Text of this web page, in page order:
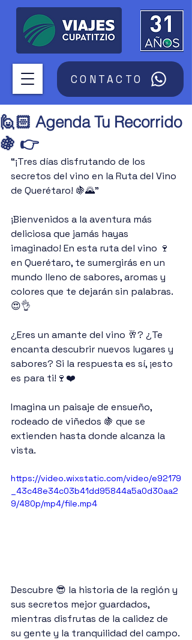
CONTACTO
🙋🏻‍ Agenda Tu Recorrido
🍇 👉
“¡Tres días disfrutando de los
secretos del vino en la Ruta del Vino
de Querétaro! 🍇🌄”
¡Bienvenidos a la aventura más
deliciosa que jamás hayas
imaginado! En esta ruta del vino 🍷
en Querétaro, te sumergirás en un
mundo lleno de sabores, aromas y
colores que te dejarán sin palabras.
😍👌
¿Eres un amante del vino 🥂? ¿Te
encanta descubrir nuevos lugares y
sabores? Si la respuesta es sí, ¡esto
es para ti!🍷❤️
Imagina un paisaje de ensueño,
rodeado de viñedos 🍇 que se
extienden hasta donde alcanza la
vista.
https://video.wixstatic.com/video/e92179
_43c48e34c03b41dd95844a5a0d30aa2
9/480p/mp4/file.mp4
Descubre 😎 la historia de la región y
sus secretos mejor guardados,
mientras disfrutas de la calidez de
su gente y la tranquilidad del campo.